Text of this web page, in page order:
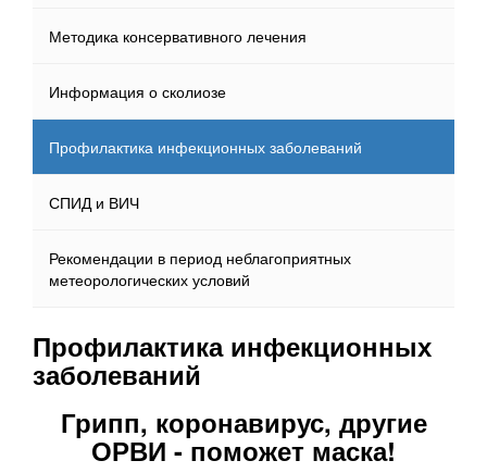
Методика консервативного лечения
Информация о сколиозе
Профилактика инфекционных заболеваний
СПИД и ВИЧ
Рекомендации в период неблагоприятных
метеорологических условий
Профилактика инфекционных
заболеваний
Грипп, коронавирус, другие
ОРВИ - поможет маска!